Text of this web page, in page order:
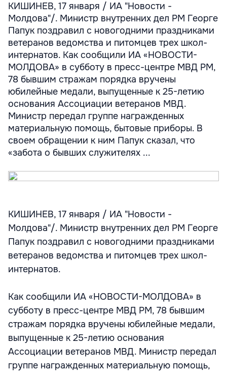
КИШИНЕВ, 17 января / ИА "Новости -
Молдова"/. Министр внутренних дел РМ Георге
Папук поздравил с новогодними праздниками
ветеранов ведомства и питомцев трех школ-
интернатов. Как сообщили ИА «НОВОСТИ-
МОЛДОВА» в субботу в пресс-центре МВД РМ,
78 бывшим стражам порядка вручены
юбилейные медали, выпущенные к 25-летию
основания Ассоциации ветеранов МВД.
Министр передал группе награжденных
материальную помощь, бытовые приборы. В
своем обращении к ним Папук сказал, что
«забота о бывших служителях ...
КИШИНЕВ, 17 января / ИА "Новости -
Молдова"/. Министр внутренних дел РМ Георге
Папук поздравил с новогодними праздниками
ветеранов ведомства и питомцев трех школ-
интернатов.
Как сообщили ИА «НОВОСТИ-МОЛДОВА» в
субботу в пресс-центре МВД РМ, 78 бывшим
стражам порядка вручены юбилейные медали,
выпущенные к 25-летию основания
Ассоциации ветеранов МВД. Министр передал
группе награжденных материальную помощь,